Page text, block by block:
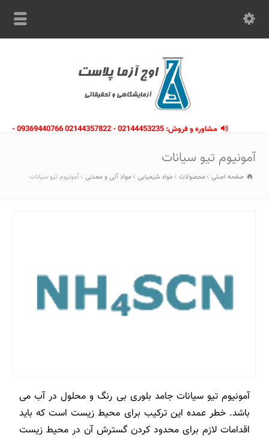
مشاوره و فروش: 02144453235 - 02144357822 09369440766 -
آمونیوم تیو سیانات
صفحه اصلی محصولات مواد شیمیایی مواد آلی و معدنی آمونیوم تیو سیانات
آمونیوم تیو سیانات جامد بلوری بی رنگ و محلول در آب می
باشد. خطر عمده این ترکیب برای محیط زیست است که باید
اقدامات لازم برای محدود کردن گسترش آن در محیط زیست